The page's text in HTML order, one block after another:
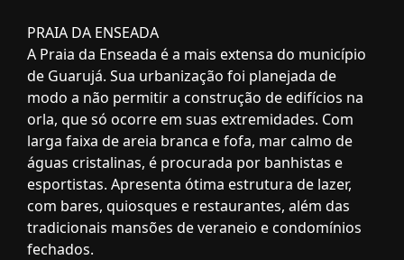
PRAIA DA ENSEADA
A Praia da Enseada é a mais extensa do município
de Guarujá. Sua urbanização foi planejada de
modo a não permitir a construção de edifícios na
orla, que só ocorre em suas extremidades. Com
larga faixa de areia branca e fofa, mar calmo de
águas cristalinas, é procurada por banhistas e
esportistas. Apresenta ótima estrutura de lazer,
com bares, quiosques e restaurantes, além das
tradicionais mansões de veraneio e condomínios
fechados.